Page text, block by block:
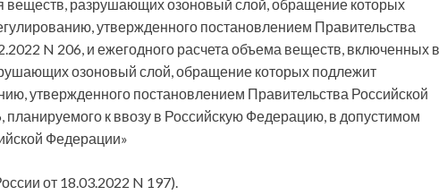
веществ, разрушающих озоновый слой, обращение которых
утвержденного постановлением Правительства
N 206, и ежегодного расчета объема веществ, включенных в
озоновый слой, обращение которых подлежит
утвержденного постановлением Правительства Российской
планируемого к ввозу в Российскую Федерацию, в допустимом
Федерации»
от 18.03.2022 N 197).